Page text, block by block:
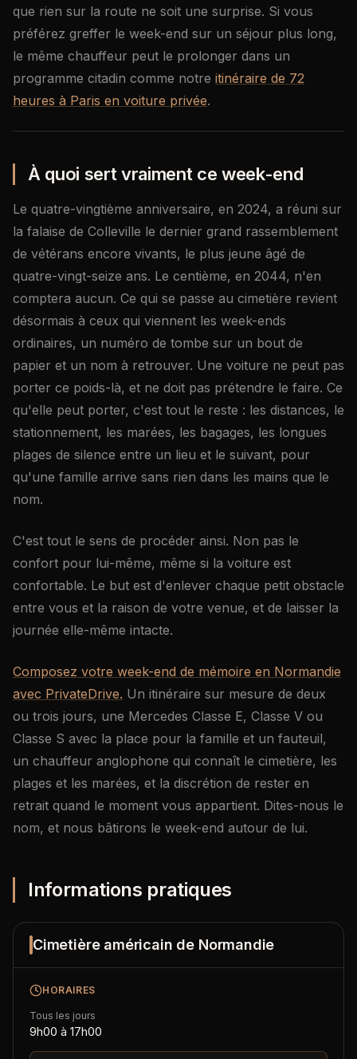
que rien sur la route ne soit une surprise. Si vous
préférez greffer le week-end sur un séjour plus long,
le même chauffeur peut le prolonger dans un
programme citadin comme notre itinéraire de 72
heures à Paris en voiture privée.
À quoi sert vraiment ce week-end
Le quatre-vingtième anniversaire, en 2024, a réuni sur
la falaise de Colleville le dernier grand rassemblement
de vétérans encore vivants, le plus jeune âgé de
quatre-vingt-seize ans. Le centième, en 2044, n'en
comptera aucun. Ce qui se passe au cimetière revient
désormais à ceux qui viennent les week-ends
ordinaires, un numéro de tombe sur un bout de
papier et un nom à retrouver. Une voiture ne peut pas
porter ce poids-là, et ne doit pas prétendre le faire. Ce
qu'elle peut porter, c'est tout le reste : les distances, le
stationnement, les marées, les bagages, les longues
plages de silence entre un lieu et le suivant, pour
qu'une famille arrive sans rien dans les mains que le
nom.
C'est tout le sens de procéder ainsi. Non pas le
confort pour lui-même, même si la voiture est
confortable. Le but est d'enlever chaque petit obstacle
entre vous et la raison de votre venue, et de laisser la
journée elle-même intacte.
Composez votre week-end de mémoire en Normandie
avec PrivateDrive. Un itinéraire sur mesure de deux
ou trois jours, une Mercedes Classe E, Classe V ou
Classe S avec la place pour la famille et un fauteuil,
un chauffeur anglophone qui connaît le cimetière, les
plages et les marées, et la discrétion de rester en
retrait quand le moment vous appartient. Dites-nous le
nom, et nous bâtirons le week-end autour de lui.
Informations pratiques
Cimetière américain de Normandie
HORAIRES
Tous les jours
9h00 à 17h00